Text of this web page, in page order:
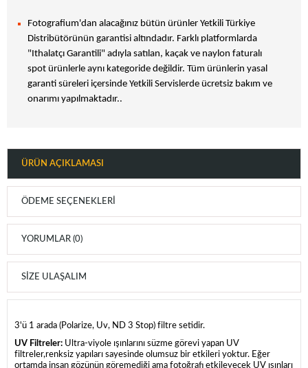
Fotografium'dan alacağınız bütün ürünler Yetkili Türkiye
Distribütörünün garantisi altındadır. Farklı platformlarda
"Ithalatçı Garantili" adıyla satılan, kaçak ve naylon faturalı
spot ürünlerle aynı kategoride değildir. Tüm ürünlerin yasal
garanti süreleri içersinde Yetkili Servislerde ücretsiz bakım ve
onarımı yapılmaktadır..
ÜRÜN AÇIKLAMASI
ÖDEME SEÇENEKLERI
YORUMLAR (0)
SIZE ULAŞALIM
3'ü 1 arada (Polarize, Uv, ND 3 Stop) filtre setidir.
UV Filtreler: Ultra-viyole ışınlarını süzme görevi yapan UV
filtreler,renksiz yapıları sayesinde olumsuz bir etkileri yoktur. Eğer
ortamda insan gözünün göremediği ama fotoğrafı etkileyecek UV ışınları